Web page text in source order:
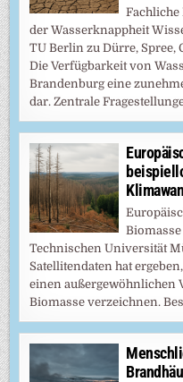
der Wasserknappheit
TU Berlin zu Dürre, Spree,
Die Verfügbarkeit von
Brandenburg eine
dar. Zentrale
Technischen Universität
Satellitendaten hat
einen außergewöhnlichen
Biomasse verzeichnen.